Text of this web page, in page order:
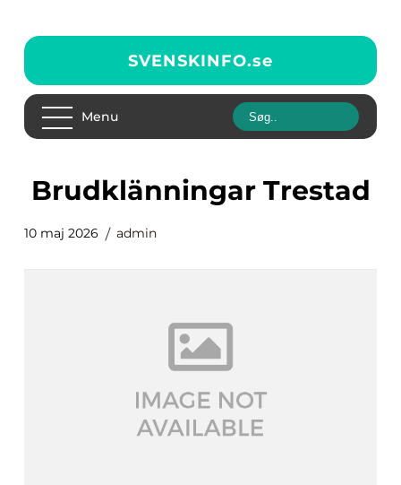
SVENSKINFO.se
Menu
Brudklänningar Trestad
10 maj 2026 admin